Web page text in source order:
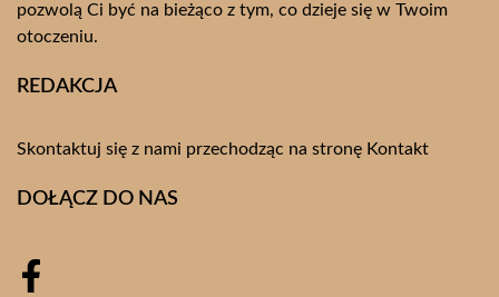
pozwolą Ci być na bieżąco z tym, co dzieje się w Twoim
otoczeniu.
REDAKCJA
Skontaktuj się z nami przechodząc na stronę Kontakt
DOŁĄCZ DO NAS